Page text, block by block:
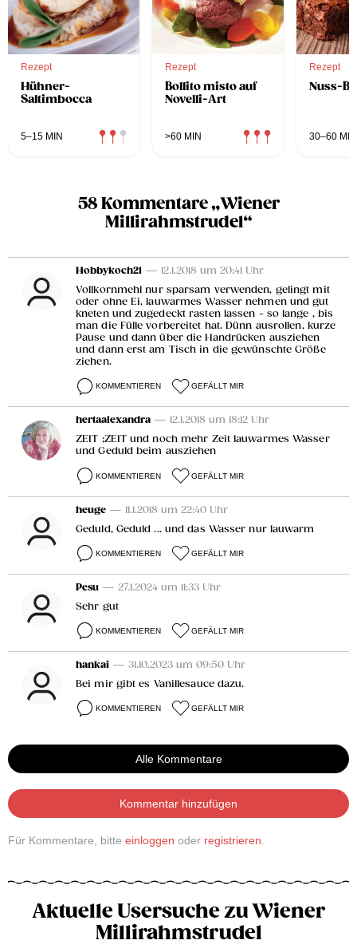
Rezept
Hühner-
Saltimbocca
5–15 MIN
Rezept
Bollito misto auf
Novelli-Art
>60 MIN
Rezept
Nuss-
30–60 MIN
58 Kommentare „Wiener
Millirahmstrudel“
Hobbykoch21 — 12.1.2018 um 20:41 Uhr
Vollkornmehl nur sparsam verwenden, gelingt mit
oder ohne Ei, lauwarmes Wasser nehmen und gut
kneten und zugedeckt rasten lassen - so lange , bis
man die Fülle vorbereitet hat. Dünn ausrollen, kurze
Pause und dann über die Handrücken ausziehen
und dann erst am Tisch in die gewünschte Größe
ziehen.
KOMMENTIEREN GEFÄLLT MIR
hertaalexandra — 12.1.2018 um 18:12 Uhr
ZEIT ;ZEIT und noch mehr Zeit lauwarmes Wasser
und Geduld beim ausziehen
KOMMENTIEREN GEFÄLLT MIR
heuge — 11.1.2018 um 22:40 Uhr
Geduld, Geduld ... und das Wasser nur lauwarm
KOMMENTIEREN GEFÄLLT MIR
Pesu — 27.1.2024 um 11:33 Uhr
Sehr gut
KOMMENTIEREN GEFÄLLT MIR
hankai — 31.10.2023 um 09:50 Uhr
Bei mir gibt es Vanillesauce dazu.
KOMMENTIEREN GEFÄLLT MIR
Alle Kommentare
Kommentar hinzufügen
Für Kommentare, bitte einloggen oder registrieren
Aktuelle Usersuche zu Wiener
Millirahmstrudel